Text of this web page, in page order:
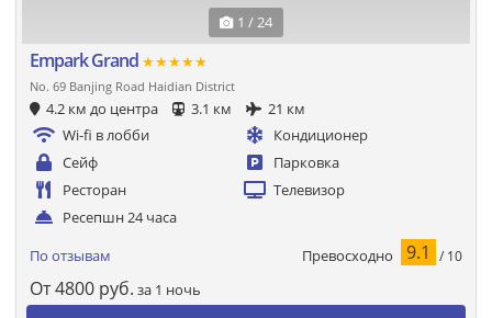
1 / 24
Empark Grand ★★★★★
No. 69 Banjing Road Haidian District
4.2 км до центра 3.1 км
21 км
Wi-fi в лобби
Кондиционер
Сейф
Парковка
Ресторан
Телевизор
Ресепшн 24 часа
По отзывам Превосходно 9.1 / 10
От4800 руб. за 1 ночь